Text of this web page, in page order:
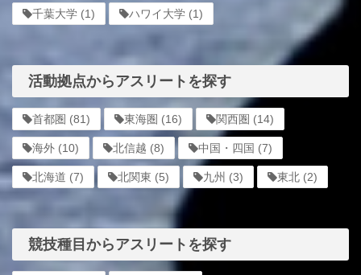
千葉大学 (1) ハワイ大学 (1)
活動拠点からアスリートを探す
首都圏 (81) 東海圏 (16) 関西圏 (14)
海外 (10) 北信越 (8) 中国・四国 (7)
北海道 (7) 北関東 (5) 九州 (3) 東北 (2)
競技種目からアスリートを探す